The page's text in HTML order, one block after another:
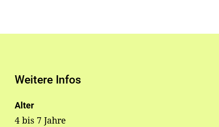
Weitere Infos
Alter
4 bis 7 Jahre